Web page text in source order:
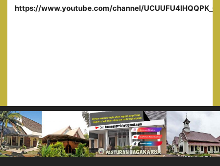
https://www.youtube.com/channel/